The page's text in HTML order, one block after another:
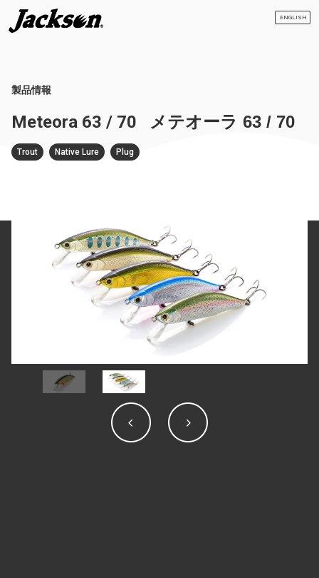
ENGLISH
製品情報
Meteora 63 / 70 メテオーラ 63 / 70
Trout Native Lure Plug